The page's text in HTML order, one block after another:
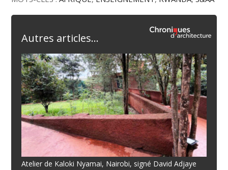
Autres articles...
Atelier de Kaloki Nyamai, Nairobi, signé David Adjaye